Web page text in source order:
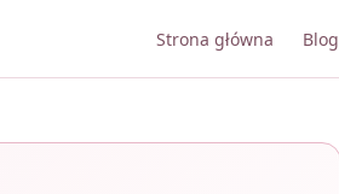
Strona główna Blog